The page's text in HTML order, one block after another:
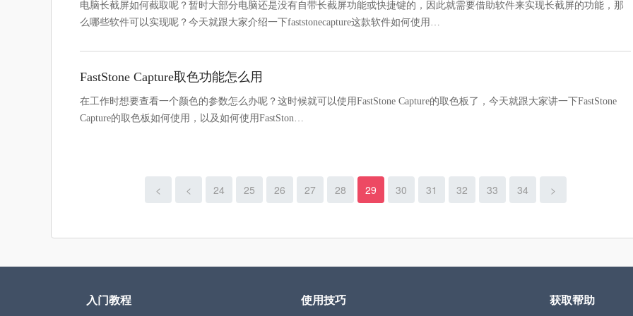
电脑长截屏如何截取呢？暂时大部分电脑还是没有自带长截屏功能或快捷键的，因此就需要借助软件来实现长截屏的功能，那
么哪些软件可以实现呢？今天就跟大家介绍一下faststonecapture这款软件如何使用…
FastStone Capture取色功能怎么用
在工作时想要查看一个颜色的参数怎么办呢？这时候就可以使用FastStone Capture的取色板了，今天就跟大家讲一下FastStone
Capture的取色板如何使用，以及如何使用FastSton…
< < 24 25 26 27 28 29 30 31 32 33 34 >
入门教程 使用技巧 获取帮助